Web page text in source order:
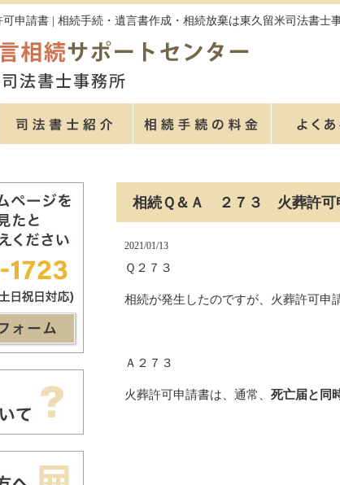
申請書 | 相続手続・遺言書作成・相続放棄は東久留米司法書士
相続Ｑ＆Ａ ２７３ 火葬許可
2021/01/13
Ｑ２７３
相続が発生したのですが、火葬許可申
Ａ２７３
火葬許可申請書は、通常、 死亡届と同